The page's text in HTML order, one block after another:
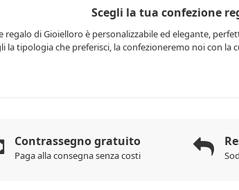
Scegli la tua confezione
regalo di Gioielloro è personalizzabile ed elegante,
la tipologia che preferisci, la confezioneremo noi con la
Contrassegno gratuito
Paga alla consegna senza costi